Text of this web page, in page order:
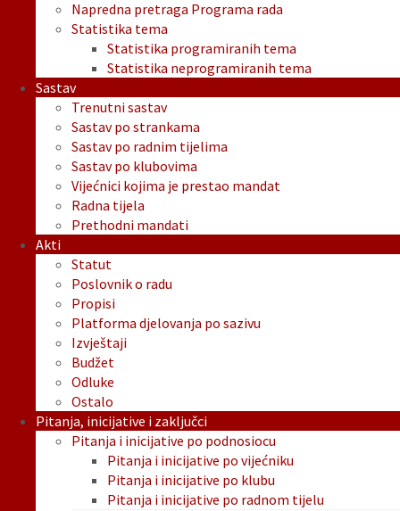
Napredna pretraga Programa rada
Statistika tema
Statistika programiranih tema
Statistika neprogramiranih tema
Sastav
Trenutni sastav
Sastav po strankama
Sastav po radnim tijelima
Sastav po klubovima
Vijećnici kojima je prestao mandat
Radna tijela
Prethodni mandati
Akti
Statut
Poslovnik o radu
Propisi
Platforma djelovanja po sazivu
Izvještaji
Budžet
Odluke
Ostalo
Pitanja, inicijative i zaključci
Pitanja i inicijative po podnosiocu
Pitanja i inicijative po vijećniku
Pitanja i inicijative po klubu
Pitanja i inicijative po radnom tijelu